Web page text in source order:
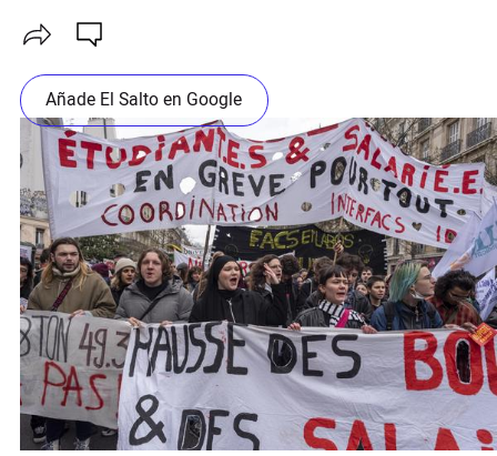
Añade El Salto en Google